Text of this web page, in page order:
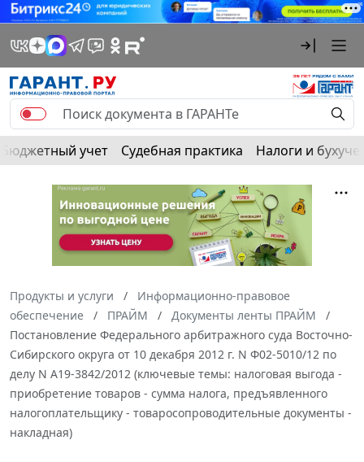
Бюджетный учет Судебная практика Налоги и
Продукты и услуги
Информационно-правовое
обеспечение
ПРАЙМ
Документы ленты ПРАЙМ
Постановление Федерального арбитражного суда Восточно-
Сибирского округа от 10 декабря 2012 г. N Ф02-5010/12 по
делу N А19-3842/2012 (ключевые темы: налоговая выгода -
приобретение товаров - сумма налога, предъявленного
налогоплательщику - товаросопроводительные документы -
накладная)